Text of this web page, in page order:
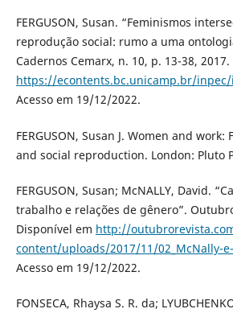
FERGUSON, Susan. “Feminismos
reprodução social: rumo a uma
Cadernos Cemarx, n. 10, p. 13-38,
https://econtents.bc.unicamp.br/
Acesso em 19/12/2022.
FERGUSON, Susan J. Women and
and social reproduction. London: Pluto
FERGUSON, Susan; McNALLY, David.
trabalho e relações de gênero”.
Disponível em http://
content/uploads/2017/11/02_McNally-
Acesso em 19/12/2022.
FONSECA, Rhaysa S. R. da;